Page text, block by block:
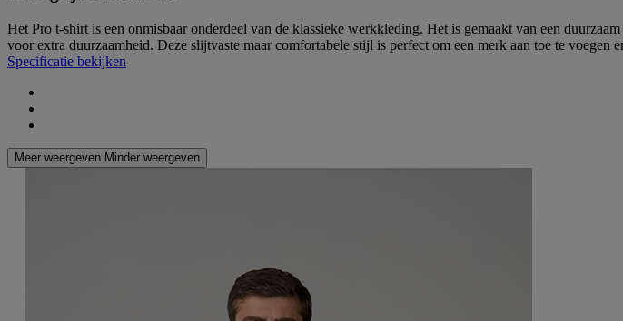
Het Pro t-shirt is een onmisbaar onderdeel van de klassieke werkkleding. Het is gemaakt van een
voor extra duurzaamheid. Deze slijtvaste maar comfortabele stijl is perfect om een merk aan toe te voegen
Specificatie bekijken
Meer weergeven Minder weergeven